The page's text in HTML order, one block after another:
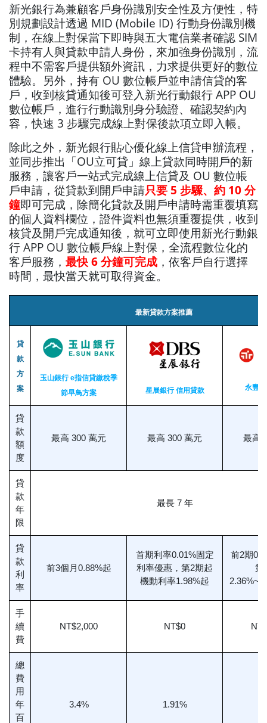
新光銀行為兼顧客戶身份識別安全性及方便性，特
別規劃設計透過 MID (Mobile ID) 行動身份識別機
制，在線上對保當下即時與五大電信業者確認 SIM
卡持有人與貸款申請人身份，來加強身份識別，流
程中不需客戶提供額外資訊，力求提供更好的數位
體驗。另外，持有 OU 數位帳戶並申請信貸的客
戶，收到核貸通知後可登入新光行動銀行 APP OU
數位帳戶，進行行動識別身分驗證、確認契約內
容，快速 3 步驟完成線上對保後款項立即入帳。
除此之外，新光銀行貼心優化線上信貸申辦流程，
並同步推出「OU立可貸」線上貸款同時開戶的新
服務，讓客戶一站式完成線上信貸及 OU 數位帳
戶申請，從貸款到開戶申請只要 5 步驟、約 10 分
鐘即可完成，除簡化貸款及開戶申請時需重覆填寫
的個人資料欄位，證件資料也無須重覆提供，收到
核貸及開戶完成通知後，就可立即使用新光行動銀
行 APP OU 數位帳戶線上對保，全流程數位化的
客戶服務， 最快 6 分鐘可完成 ，依客戶自行選擇
時間，最快當天就可取得資金。
最新貸款方案推薦
貸
款
方
案
玉山銀行 e指信貸繳稅季
節早鳥方案
星展銀行 信用貸款 永豐
貸
款
額
度
最高 300 萬元 最高 300 萬元 最高
貸
款
年
限
最長 7 年
貸
款
利
率
前3個月0.88%起
首期利率0.01%固定
利率優惠，第2期起
機動利率1.98%起
前2期
第
手
續
費
NT$2,000 NT$0
總
費
用
年
百
3.4% 1.91%